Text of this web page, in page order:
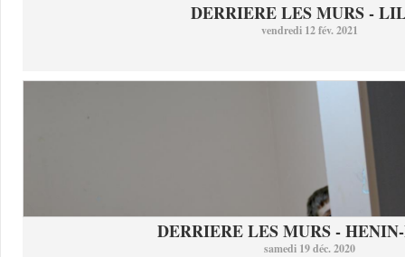
DERRIERE LES MURS -
vendredi 12 fév. 2021
DERRIERE LES MURS -
samedi 19 déc. 2020